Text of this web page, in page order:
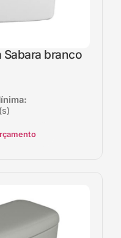
Sabara branco